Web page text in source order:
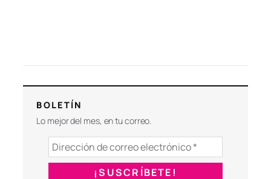
BOLETÍN
Lo mejor del mes, en tu correo.